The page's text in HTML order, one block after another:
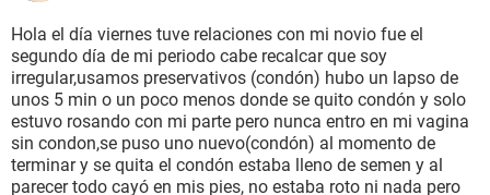
BIENESTAR
SEXUALIDAD
GLOSARIO
Hola el día viernes tuve relaciones con mi novio fue el
segundo día de mi periodo cabe recalcar que soy
irregular,usamos preservativos (condón) hubo un lapso de
unos 5 min o un poco menos donde se quito condón y solo
estuvo rosando con mi parte pero nunca entro en mi vagina
sin condon,se puso uno nuevo(condón) al momento de
terminar y se quita el condón estaba lleno de semen y al
parecer todo cayó en mis pies, no estaba roto ni nada pero